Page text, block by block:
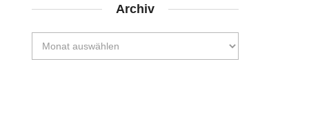
Archiv